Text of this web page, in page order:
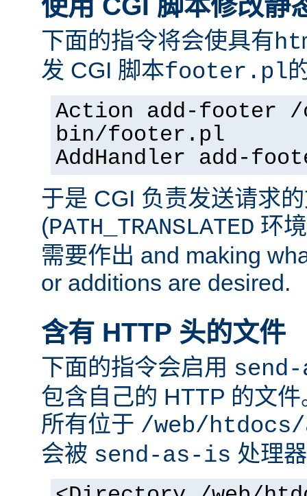
下面的指令将会使具有
发 CGI 脚本footer.pl
Action add-footer
bin/footer.pl
AddHandler add-
于是 CGI 负责发送请求
(PATH_TRANSLATED 环
需要作出 and making
or additions are desired.
含有 HTTP 头的文件
下面的指令会启用
包含自己的 HTTP 的文
所有位于 /web/
会被 send-as-is 处理